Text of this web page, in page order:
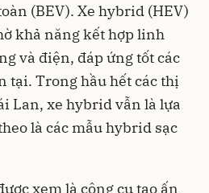
(BEV). Xe hybrid (HEV)
khả năng kết hợp linh
và điện, đáp ứng tốt các
tại. Trong hầu hết các thị
Lan, xe hybrid vẫn là lựa
là các mẫu hybrid sạc
xem là công cụ tạo ấn